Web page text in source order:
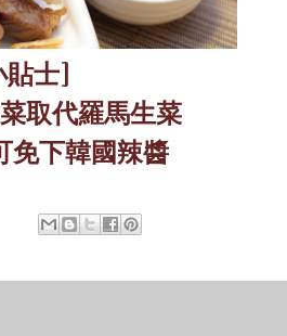
貼士]
取代羅馬生菜
免下韓國辣醬